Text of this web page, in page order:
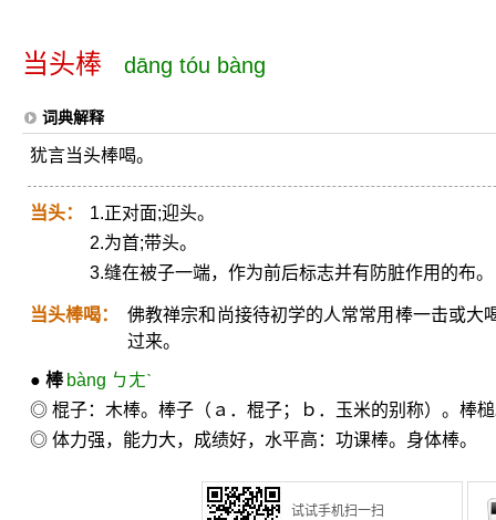
当头棒 dāng tóu bàng
词典解释
犹言当头棒喝。
当头：
1.正对面;迎头。
2.为首;带头。
3.缝在被子一端，作为前后标志并有防脏作用的布。
当头棒喝：
佛教禅宗和尚接待初学的人常常用棒一击或大
过来。
● 棒 bàng ㄅㄤˋ
◎ 棍子：木棒。棒子（ａ．棍子；ｂ．玉米的别称）。棒
◎ 体力强，能力大，成绩好，水平高：功课棒。身体棒。
试试手机扫一扫